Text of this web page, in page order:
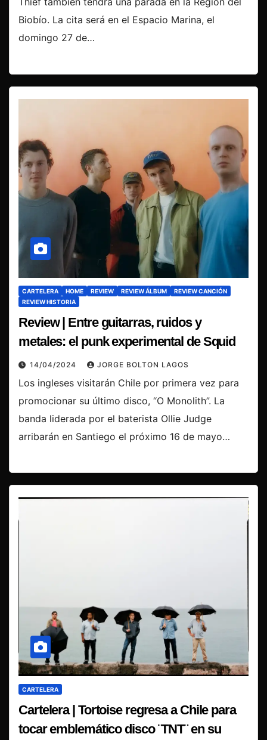
Biobío. La cita será en el Espacio Marina, el
domingo 27 de…
CARTELERA HOME REVIEW REVIEW ÁLBUM
REVIEW CANCIÓN
REVIEW HISTORIA
Review | Entre guitarras, ruidos y
metales: el punk experimental de Squid
14/04/2024 JORGE BOLTON LAGOS
Los ingleses visitarán Chile por primera vez para
promocionar su último disco, “O Monolith”. La
banda liderada por el baterista Ollie Judge
arribarán en Santiego el próximo 16 de mayo…
CARTELERA
Cartelera | Tortoise regresa a Chile para
tocar emblemático disco ¨TNT¨ en su